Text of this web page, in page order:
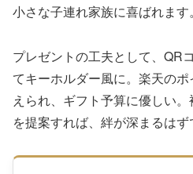
小さな子連れ家族に喜ばれます。
プレゼントの工夫として、QR
てキーホルダー風に。楽天の
えられ、ギフト予算に優しい
を提案すれば、絆が深まるはず